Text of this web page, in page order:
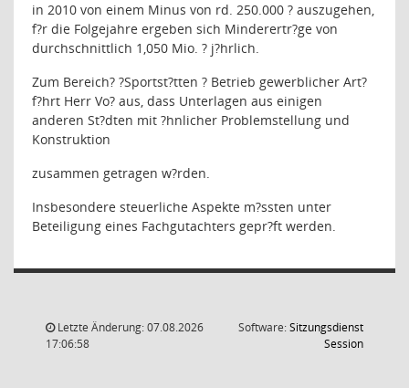
in 2010 von einem Minus von rd. 250.000 ? auszugehen,
f?r die Folgejahre ergeben sich Minderertr?ge von
durchschnittlich 1,050 Mio. ? j?hrlich.
Zum Bereich? ?Sportst?tten ? Betrieb gewerblicher Art?
f?hrt Herr Vo? aus, dass Unterlagen aus einigen
anderen St?dten mit ?hnlicher Problemstellung und
Konstruktion
zusammen getragen w?rden.
Insbesondere steuerliche Aspekte m?ssten unter
Beteiligung eines Fachgutachters gepr?ft werden.
Letzte Änderung: 07.08.2026
17:06:58
Software:Sitzungsdienst
Session(Wird in